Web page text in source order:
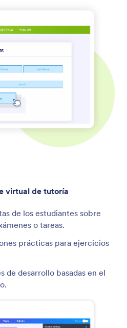
virtual de tutoría
de los estudiantes sobre
o tareas.
prácticas para ejercicios
de desarrollo basadas en el